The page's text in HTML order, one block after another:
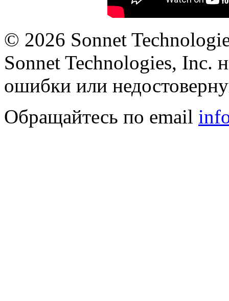
© 2026 Sonnet
Sonnet Technologies, Inc.
ошибки или
Обращайтесь по email